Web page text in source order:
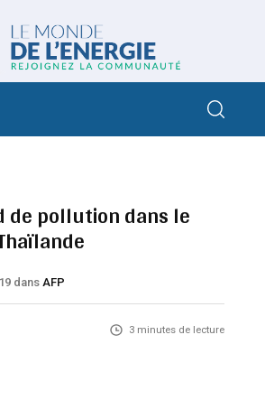
de pollution dans le
dans AFP
3 minutes de lecture